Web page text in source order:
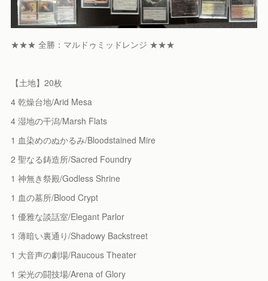
★★★ 全勝：マルドゥミッドレンジ ★★★
【土地】20枚
4 乾燥台地/Arid Mesa
4 湿地の干潟/Marsh Flats
1 血染めのぬかるみ/Bloodstained Mire
2 聖なる鋳造所/Sacred Foundry
1 神無き祭殿/Godless Shrine
1 血の墓所/Blood Crypt
1 優雅な談話室/Elegant Parlor
1 薄暗い裏通り/Shadowy Backstreet
1 大音声の劇場/Raucous Theater
1 栄光の闘技場/Arena of Glory